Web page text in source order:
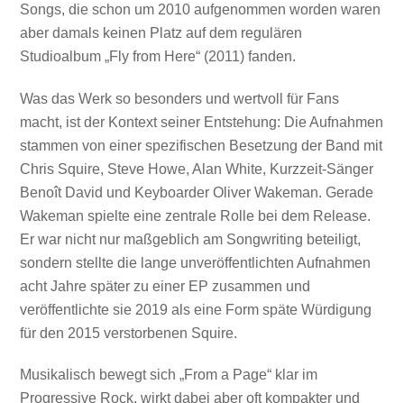
Songs, die schon um 2010 aufgenommen worden waren
aber damals keinen Platz auf dem regulären
Studioalbum „Fly from Here“ (2011) fanden.
Was das Werk so besonders und wertvoll für Fans
macht, ist der Kontext seiner Entstehung: Die Aufnahmen
stammen von einer spezifischen Besetzung der Band mit
Chris Squire, Steve Howe, Alan White, Kurzzeit-Sänger
Benoît David und Keyboarder Oliver Wakeman. Gerade
Wakeman spielte eine zentrale Rolle bei dem Release.
Er war nicht nur maßgeblich am Songwriting beteiligt,
sondern stellte die lange unveröffentlichten Aufnahmen
acht Jahre später zu einer EP zusammen und
veröffentlichte sie 2019 als eine Form späte Würdigung
für den 2015 verstorbenen Squire.
Musikalisch bewegt sich „From a Page“ klar im
Progressive Rock, wirkt dabei aber oft kompakter und